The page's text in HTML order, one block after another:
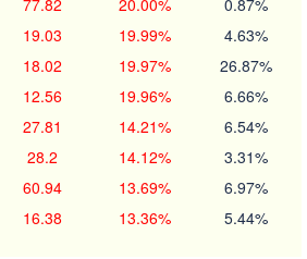
77.82 20.00% 0.87%
19.03 19.99% 4.63%
18.02 19.97% 26.87%
12.56 19.96% 6.66%
27.81 14.21% 6.54%
28.2 14.12% 3.31%
60.94 13.69% 6.97%
16.38 13.36% 5.44%